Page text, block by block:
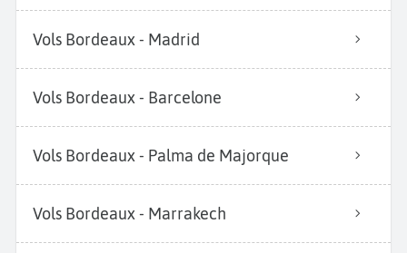
Vols Bordeaux - Madrid
Vols Bordeaux - Barcelone
Vols Bordeaux - Palma de Majorque
Vols Bordeaux - Marrakech